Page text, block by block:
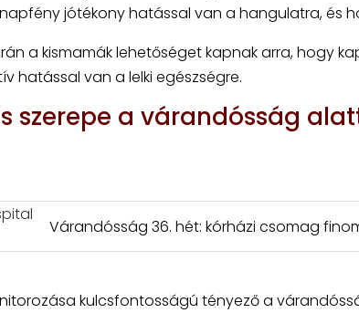
jótékony hatással van a hangulatra, és
a kismamák lehetőséget kapnak arra, hogy
hatással van a lelki egészségre.
szerepe a várandósság
Várandósság 36. hét: kórházi csomag
kulcsfontosságú tényező a